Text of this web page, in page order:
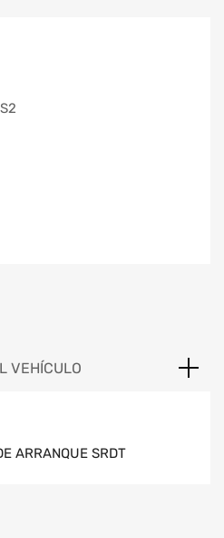
VEHÍCULO
ARRANQUE SRDT